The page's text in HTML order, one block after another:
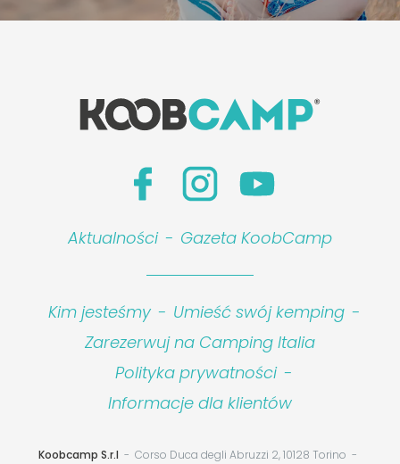
Aktualności - Gazeta KoobCamp
Kim jesteśmy - Umieść swój kemping -
Zarezerwuj na Camping Italia
Polityka prywatności -
Informacje dla klientów
Koobcamp S.r.l
Corso Duca degli Abruzzi 2, 10128 Torino